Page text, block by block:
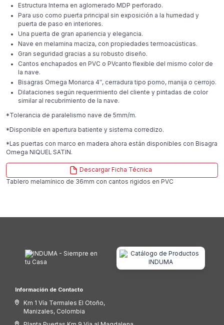
Estructura Interna en aglomerado MDP perforado.
Para uso como puerta principal sin exposición a la humedad y
puerta de paso en interiores.
Una puerta de gran apariencia y elegancia.
Nave en melamina maciza, con propiedades termoacústicas.
Gran seguridad gracias a su robusto diseño.
Cantos enchapados en PVC o PVcanto flexible del mismo color de
la nave.
Bisagras Omega Monarca 4″, cerradura tipo pomo, manija o cerrojo.
Dilataciones según requerimiento del cliente y pintadas de color
similar al recubrimiento de la nave.
*Tolerancia de paralelismo nave de 5mm/m.
*Disponible en apertura batiente y sistema corredizo.
*Las puertas con marco en madera ahora están disponibles con Bisagra
Omega NIQUEL SATIN.
Descargar Ficha Técnica
Tablero melamínico de 36mm con cantos rigidos en PVC
Información de Contacto
Km 1 Vía Termales El Otoño,
Manizales, Colombia